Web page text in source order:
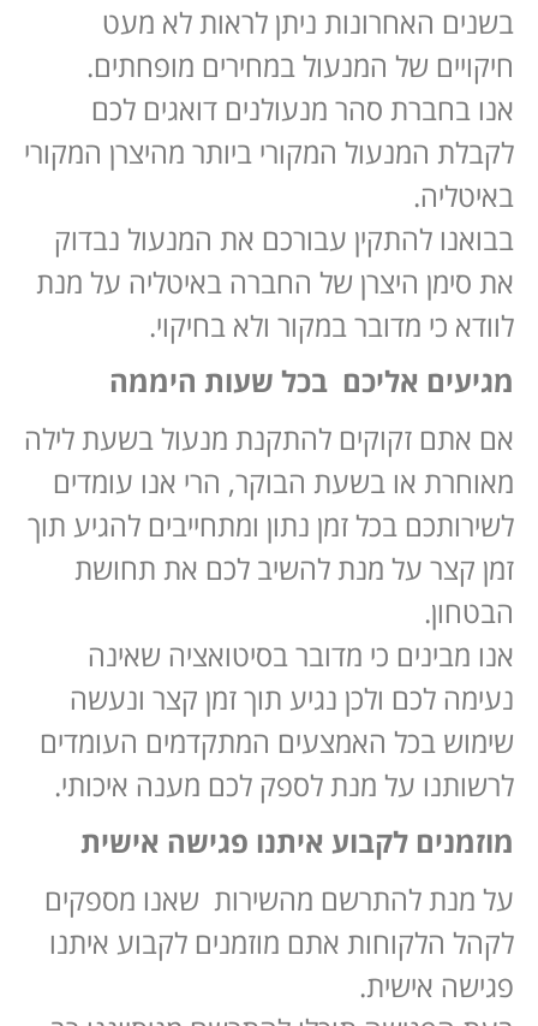
בשנים האחרונות ניתן לראות לא מעט
חיקויים של המנעול במחירים מופחתים.
אנו בחברת סהר מנעולנים דואגים לכם
לקבלת המנעול המקורי ביותר מהיצרן המקורי
באיטליה.
בבואנו להתקין עבורכם את המנעול נבדוק
את סימן היצרן של החברה באיטליה על מנת
לוודא כי מדובר במקור ולא בחיקוי.
מגיעים אליכם בכל שעות היממה
אם אתם זקוקים להתקנת מנעול בשעת לילה
מאוחרת או בשעת הבוקר, הרי אנו עומדים
לשירותכם בכל זמן נתון ומתחייבים להגיע תוך
זמן קצר על מנת להשיב לכם את תחושת
הבטחון.
אנו מבינים כי מדובר בסיטואציה שאינה
נעימה לכם ולכן נגיע תוך זמן קצר ונעשה
שימוש בכל האמצעים המתקדמים העומדים
לרשותנו על מנת לספק לכם מענה איכותי.
מוזמנים לקבוע איתנו פגישה אישית
על מנת להתרשם מהשירות שאנו מספקים
לקהל הלקוחות אתם מוזמנים לקבוע איתנו
פגישה אישית.